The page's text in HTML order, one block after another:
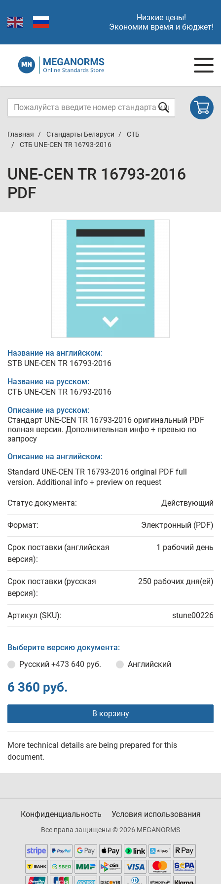
Низкие цены!
Экономим время и бюджет!
Главная Стандарты Беларуси
СТБ
СТБ UNE-CEN TR 16793-2016
UNE-CEN TR 16793-2016
PDF
Название на английском:
STB UNE-CEN TR 16793-2016
Название на русском:
СТБ UNE-CEN TR 16793-2016
Описание на русском:
Стандарт UNE-CEN TR 16793-2016 оригинальный PDF
полная версия. Дополнительная инфо + превью по
запросу
Описание на английском:
Standard UNE-CEN TR 16793-2016 original PDF full
version. Additional info + preview on request
Статус документа: Действующий
Формат: Электронный (PDF)
Срок поставки (английская
версия):
1 рабочий день
Срок поставки (русская
версия):
250 рабочих дня(ей)
Артикул (SKU): stune00226
Выберите версию документа:
Русский +473 640 руб. Английский
6 360 руб.
В корзину
More technical details are being prepared for this
document.
Конфиденциальность Условия использования
Все права защищены © 2026 MEGANORMS